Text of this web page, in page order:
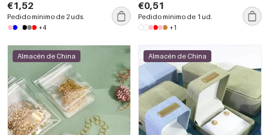
€1,52
Pedido mínimo de 2 uds.
+4
€0,51
Pedido mínimo de 1 ud.
+1
Almacén de China Almacén de China